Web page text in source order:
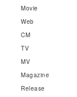
Movie
Web
CM
TV
MV
Magazine
Release